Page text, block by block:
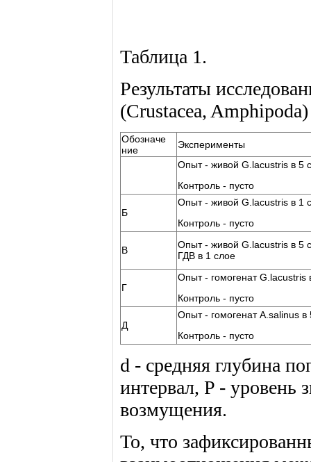
Таблица 1.
Результаты
(Crustacea,
Обозначе
ние
Эксперименты
Опыт - живой G.lacustris в 5
Контроль - пусто
Б
Опыт - живой G.lacustris в 1
Контроль - пусто
В
Опыт - живой G.lacustris в 5
ГДВ в 1 слое
Г
Опыт - гомогенат G.lacustris
Контроль - пусто
Д
Опыт - гомогенат A.salinus в
Контроль - пусто
d - средняя глубина
интервал, P - уровень
возмущения.
То, что